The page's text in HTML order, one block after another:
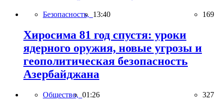
Безопасность, 13:40 169
Хиросима 81 год спустя: уроки
ядерного оружия, новые угрозы и
геополитическая безопасность
Азербайджана
Общество, 01:26 327